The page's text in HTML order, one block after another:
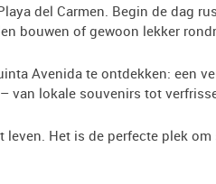
del Carmen. Begin de dag
bouwen of gewoon lekker
Avenida te ontdekken: een
van lokale souvenirs tot
leven. Het is de perfecte plek